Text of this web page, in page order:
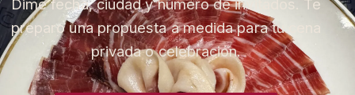
Dime fecha, ciudad y número de invitados. Te
preparo una propuesta a medida para tu cena
privada o celebración.